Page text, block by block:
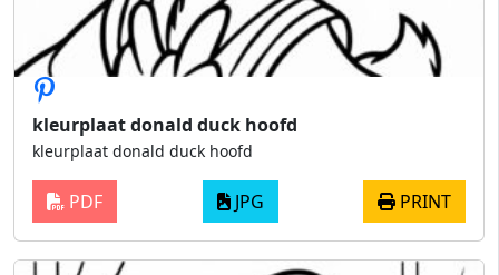
kleurplaat donald duck hoofd
kleurplaat donald duck hoofd
PDF JPG PRINT